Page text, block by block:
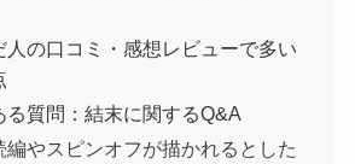
人の口コミ・感想レビューで多い
る質問：結末に関するQ&A
編やスピンオフが描かれるとした